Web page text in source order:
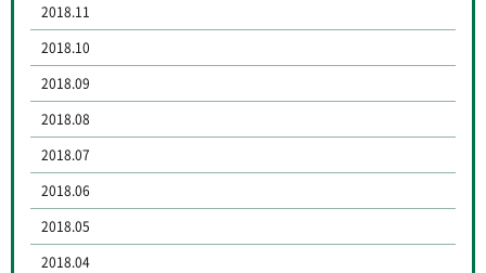
2018.11
2018.10
2018.09
2018.08
2018.07
2018.06
2018.05
2018.04